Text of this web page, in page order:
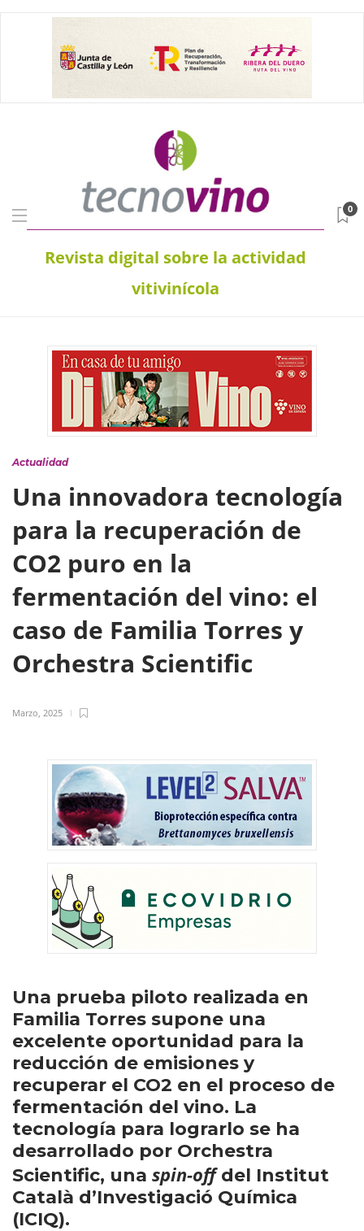
Revista digital sobre la actividad
vitivinícola
0
Actualidad
Una innovadora tecnología
para la recuperación de
CO2 puro en la
fermentación del vino: el
caso de Familia Torres y
Orchestra Scientific
Marzo, 2025
Una prueba piloto realizada en
Familia Torres supone una
excelente oportunidad para la
reducción de emisiones y
recuperar el CO2 en el proceso de
fermentación del vino. La
tecnología para lograrlo se ha
desarrollado por Orchestra
Scientific, una spin-offdel Institut
Català d’Investigació Química
(ICIQ).